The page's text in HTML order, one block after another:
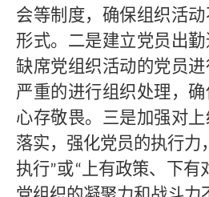
会等制度，确保组织活
形式。二是建立党员出
缺席党组织活动的党员
严重的进行组织处理，
心存敬畏。三是加强对
落实，强化党员的执行力
执行”或“ 上有政策、下有